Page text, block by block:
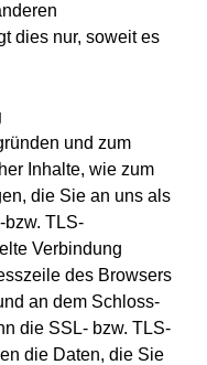
dies nur, soweit es
und zum
Inhalte, wie zum
die Sie an uns als
bzw. TLS-
Verbindung
des Browsers
an dem Schloss-
die SSL- bzw. TLS-
die Daten, die Sie